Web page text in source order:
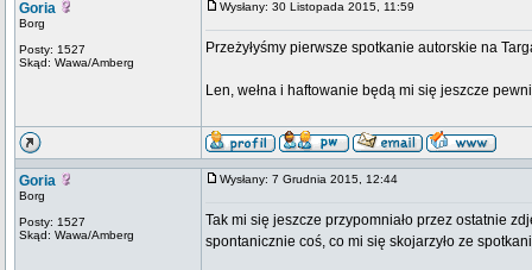
Goria
Borg
Posty: 1527
Skąd: Wawa/Amberg
Wysłany: 30 Listopada 2015, 11:59
Przeżyłyśmy pierwsze spotkanie autorskie na
Len, wełna i haftowanie będą mi się jeszcze
Goria
Borg
Posty: 1527
Skąd: Wawa/Amberg
Wysłany: 7 Grudnia 2015, 12:44
Tak mi się jeszcze przypomniało przez ostatnie
spontanicznie coś, co mi się skojarzyło ze